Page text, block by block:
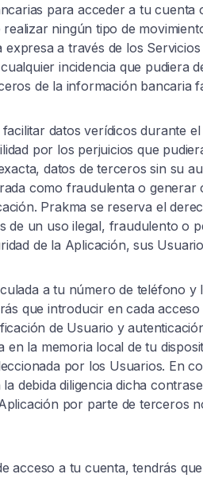
para acceder a tu
ningún tipo de
a través de los
incidencia que pudiera
de la información bancaria
datos verídicos durante
por los perjuicios que
datos de terceros sin su
como fraudulenta o
Prakma se reserva el
de un uso ilegal, fraudulento o
de la Aplicación, sus
a tu número de teléfono y
que introducir en cada
de Usuario y
en la memoria local de tu
por los Usuarios. En
debida diligencia dicha
por parte de terceros
acceso a tu cuenta, tendrás